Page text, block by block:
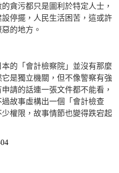
貪污都只是圖利於特定人士，
停擺，人民生活困苦，這或許
的地方。
的「會計檢察院」並沒有那麼
是獨立機關，但不像警察有強
請的話連一張文件都不能看，
過故事虛構出一個「會計檢查
權限，故事情節也變得跌宕起